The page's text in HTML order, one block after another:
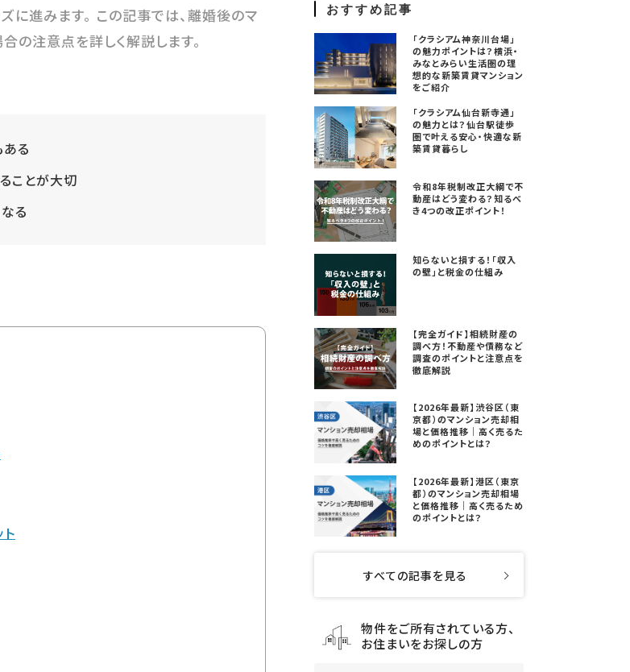
に進みます。 この記事では、離婚後のマ
の注意点を詳しく解説します。
る
ことが大切
る
おすすめ記事
「クラシアム神奈川台場」
の魅力ポイントは？横浜・
みなとみらい生活圏の理
想的な新築賃貸マンション
をご紹介
「クラシアム仙台新寺通」
の魅力とは？仙台駅徒歩
圏で叶える安心・快適な新
築賃貸暮らし
令和8年税制改正大綱で不
動産はどう変わる？知るべ
き4つの改正ポイント！
知らないと損する！「収入
の壁」と税金の仕組み
【完全ガイド】相続財産の
調べ方！不動産や債務など
調査のポイントと注意点を
徹底解説
【2026年最新】渋谷区（東
京都）のマンション売却相
場と価格推移｜高く売るた
めのポイントとは？
【2026年最新】港区（東京
都）のマンション売却相場
と価格推移｜高く売るため
のポイントとは？
すべての記事を見る
物件をご所有されている方、
お住まいをお探しの方